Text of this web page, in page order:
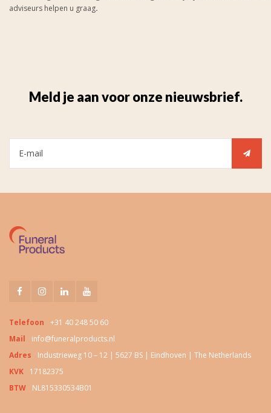
adviseurs helpen u graag.
Meld je aan voor onze nieuwsbrief.
Telefoon
+31 40 248 50 60
Mail
info@funeralproducts.nl
Adres
Industrieweg 10 – 12 | 5627 BS | Eindhoven | The Netherlands
KVK
17182375
BTW
NL815330534B01